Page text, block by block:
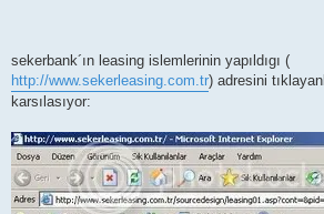
sekerbank´ın leasing islemlerinin yapıldıgı (
http://www.sekerleasing.com.tr) adresini
karsılasıyor: